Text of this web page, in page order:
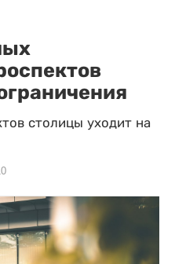
столицы уходит на